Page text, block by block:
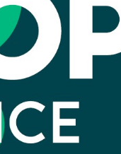
POLITIQUE
Côte d'Ivoire : 66e
anniversaire de
les Forces de
Défense e...